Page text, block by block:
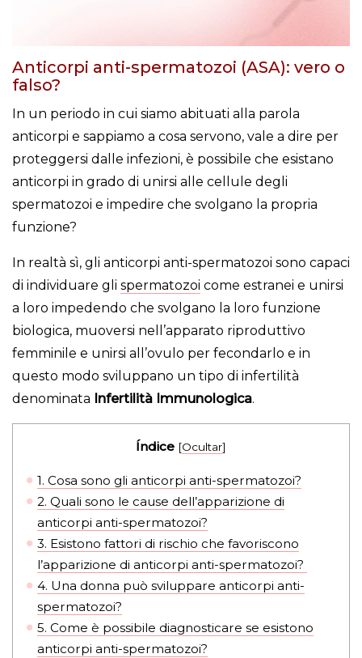
Anticorpi anti-spermatozoi (ASA): vero o
falso?
In un periodo in cui siamo abituati alla parola
anticorpi e sappiamo a cosa servono, vale a dire per
proteggersi dalle infezioni, è possibile che esistano
anticorpi in grado di unirsi alle cellule degli
spermatozoi e impedire che svolgano la propria
funzione?
In realtà sì, gli anticorpi anti-spermatozoi sono capaci
di individuare gli spermatozoi come estranei e unirsi
a loro impedendo che svolgano la loro funzione
biologica, muoversi nell’apparato riproduttivo
femminile e unirsi all’ovulo per fecondarlo e in
questo modo sviluppano un tipo di infertilità
denominata Infertilità Immunologica.
Índice [Ocultar]
1. Cosa sono gli anticorpi anti-spermatozoi?
2. Quali sono le cause dell’apparizione di
anticorpi anti-spermatozoi?
3. Esistono fattori di rischio che favoriscono
l’apparizione di anticorpi anti-spermatozoi?
4. Una donna può sviluppare anticorpi anti-
spermatozoi?
5. Come è possibile diagnosticare se esistono
anticorpi anti-spermatozoi?